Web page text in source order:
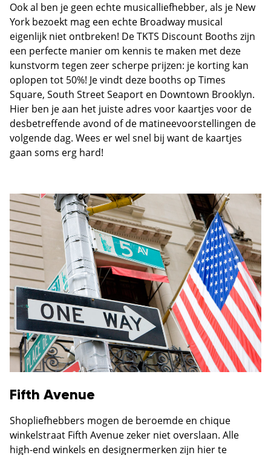
Ook al ben je geen echte musicalliefhebber, als je New
York bezoekt mag een echte Broadway musical
eigenlijk niet ontbreken! De TKTS Discount Booths zijn
een perfecte manier om kennis te maken met deze
kunstvorm tegen zeer scherpe prijzen: je korting kan
oplopen tot 50%! Je vindt deze booths op Times
Square, South Street Seaport en Downtown Brooklyn.
Hier ben je aan het juiste adres voor kaartjes voor de
desbetreffende avond of de matineevoorstellingen de
volgende dag. Wees er wel snel bij want de kaartjes
gaan soms erg hard!
Fifth Avenue
Shopliefhebbers mogen de beroemde en chique
winkelstraat Fifth Avenue zeker niet overslaan. Alle
high-end winkels en designermerken zijn hier te